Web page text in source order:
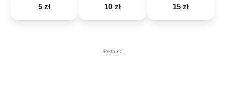
5 zł 10 zł 15 zł
Reklama